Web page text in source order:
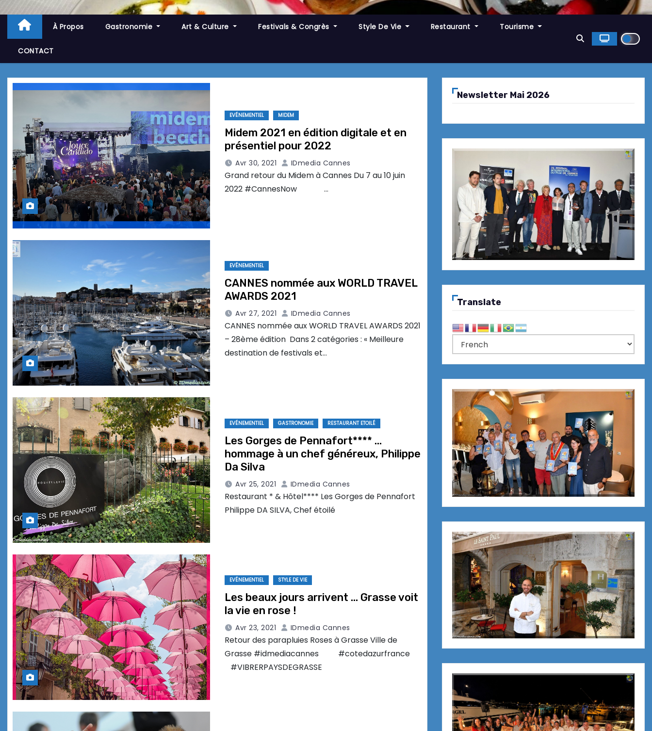
À Propos Gastronomie Art & Culture Festivals & Congrès Style De Vie Restaurant Tourisme
CONTACT
EVÉNEMENTIEL MIDEM
Midem 2021 en édition digitale et en
présentiel pour 2022
Avr 30, 2021 IDmedia Cannes
Grand retour du Midem à Cannes Du 7 au 10 juin
2022 #CannesNow …
EVÉNEMENTIEL
CANNES nommée aux WORLD TRAVEL
AWARDS 2021
Avr 27, 2021 IDmedia Cannes
CANNES nommée aux WORLD TRAVEL AWARDS 2021
– 28ème édition Dans 2 catégories : « Meilleure
destination de festivals et…
EVÉNEMENTIEL GASTRONOMIE RESTAURANT ETOILÉ
Les Gorges de Pennafort**** …
hommage à un chef généreux, Philippe
Da Silva
Avr 25, 2021 IDmedia Cannes
Restaurant * & Hôtel**** Les Gorges de Pennafort
Philippe DA SILVA, Chef étoilé
EVÉNEMENTIEL STYLE DE VIE
Les beaux jours arrivent … Grasse voit
la vie en rose !
Avr 23, 2021 IDmedia Cannes
Retour des parapluies Roses à Grasse Ville de
Grasse #idmediacannes #cotedazurfrance
#VIBRERPAYSDEGRASSE
Newsletter Mai 2026
Translate